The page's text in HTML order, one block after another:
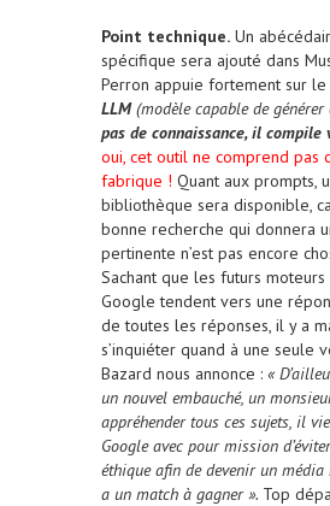
Point technique. Un
spécifique sera ajouté dans
Perron appuie fortement sur le
LLM(modèle capable de générer
pas de connaissance, il compile
oui, cet outil ne comprend pas
fabrique ! Quant aux prompts,
bibliothèque sera disponible,
bonne recherche qui donnera
pertinente n’est pas encore
Sachant que les futurs
Google tendent vers une
de toutes les réponses, il y a
s’inquiéter quand à une seule
Bazard nous annonce : «
un nouvel embauché, un
appréhender tous ces sujets, il
Google avec pour mission
éthique afin de devenir un
a un match à gagner ». Top